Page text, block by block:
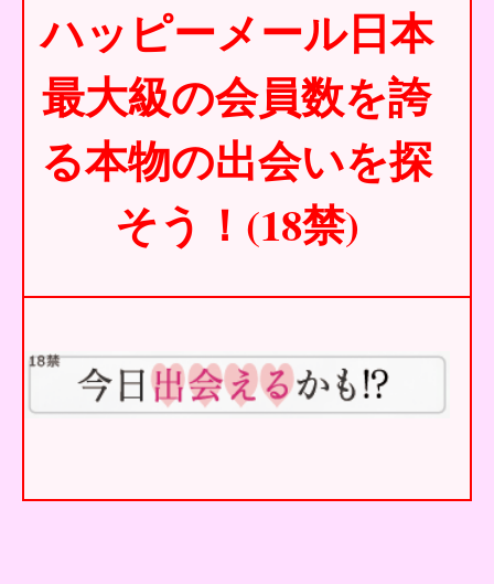
ハッピーメール日本
最大級の会員数を誇
る本物の出会いを探
そう！(18禁)